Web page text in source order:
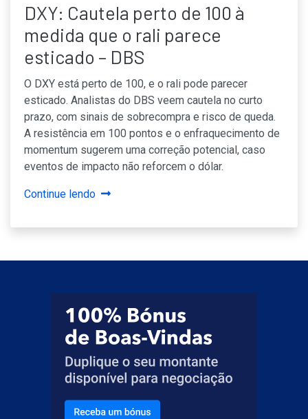
DXY: Cautela perto de 100 à
medida que o rali parece
esticado – DBS
O DXY está perto de 100, e o rali pode parecer
esticado. Analistas do DBS veem cautela no curto
prazo, com sinais de sobrecompra e risco de queda.
A resistência em 100 pontos e o enfraquecimento de
momentum sugerem uma correção potencial, caso
eventos de impacto não reforcem o dólar.
Continue lendo